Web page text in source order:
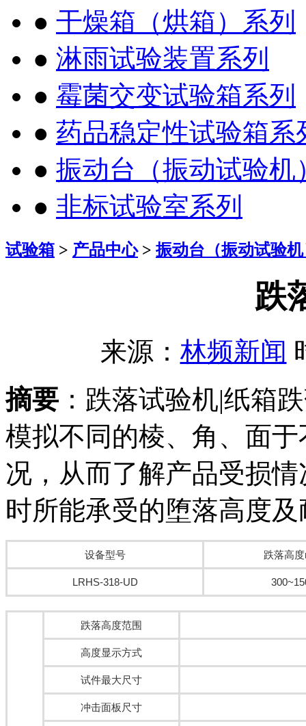
● 干燥箱（烘箱）系列
● 淋雨试验装置系列
● 霉菌交变试验箱系列
● 药品稳定性试验箱系
● 振动台（振动试验机
● 非标试验室系列
试验箱 > 产品中心> 振动台（振动试验
跌
来源： 林频新闻
摘要 ：跌落试验机|纸箱
模拟不同的棱、角、面
况，从而了解产品受损
时所能承受的堕落高度
设备型号 跌落高
LRHS-318-UD
跌落高度范围
高度显示方式
试件最大尺寸
冲击面板尺寸